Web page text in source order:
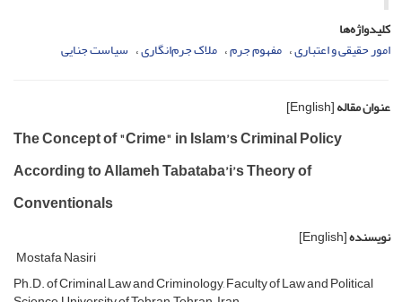
کلیدواژه‌ها
امور حقیقی و اعتباری مفهوم جرم ملاک جرم‌انگاری سیاست جنایی
عنوان مقاله[English]
The Concept of "Crime" in Islam’s Criminal Policy
According to Allameh Tabataba’i’s Theory of
Conventionals
نویسنده[English]
Mostafa Nasiri
Ph.D. of Criminal Law and Criminology, Faculty of Law and Political